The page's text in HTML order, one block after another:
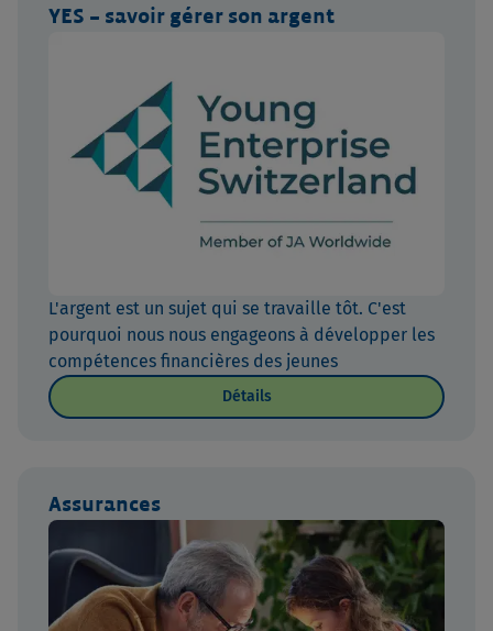
YES – savoir gérer son argent
L'argent est un sujet qui se travaille tôt. C'est
pourquoi nous nous engageons à développer les
compétences financières des jeunes
Détails
Assurances